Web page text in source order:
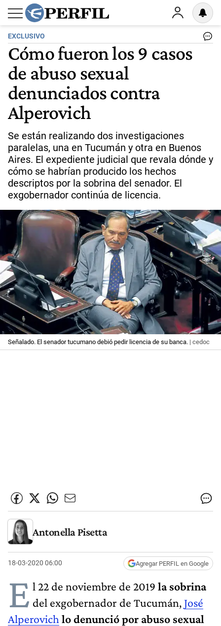
EXCLUSIVO
Cómo fueron los 9 casos
de abuso sexual
denunciados contra
Alperovich
Se están realizando dos investigaciones
paralelas, una en Tucumán y otra en Buenos
Aires. El expediente judicial que revala dónde y
cómo se habrían producido los hechos
descriptos por la sobrina del senador. El
exgobernador continúa de licencia.
Señalado. El senador tucumano debió pedir licencia de su banca. | cedoc
Antonella Pisetta
18-03-2020 06:00 Agregar PERFIL en Google
E l 22 de noviembre de 2019 la sobrina
del exgobernador de Tucumán, José
Alperovich lo denunció por abuso sexual